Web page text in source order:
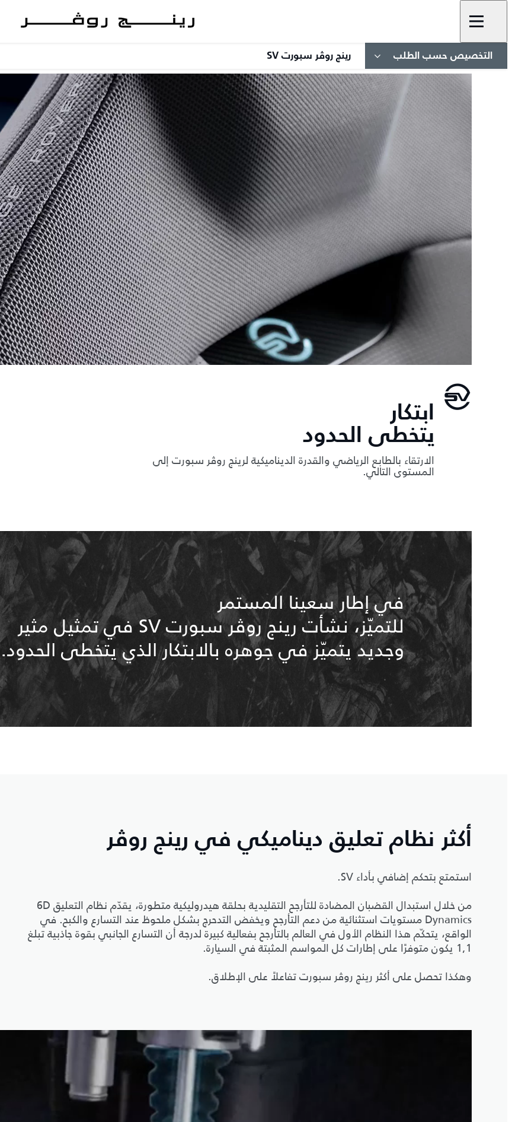
التخصيص حسب الطلب رينج روڤر سبورت SV
ابتكار
يتخطى الحدود
الارتقاء بالطابع الرياضي والقدرة الديناميكية لرينج روڤر سبورت إلى
المستوى التالي.
في إطار سعينا المستمر
للتميّز، نشأت رينج روڤر سبورت SV في تمثيل مثير
وجديد يتميّز في جوهره بالابتكار الذي يتخطى الحدود.
أكثر نظام تعليق ديناميكي في رينج روڤر
استمتع بتحكم إضافي بأداء SV.
من خلال استبدال القضبان المضادة للتأرجح التقليدية بحلقة هيدروليكية متطورة، يقدّم نظام التعليق 6D
Dynamics مستويات استثنائية من دعم التأرجح ويخفض التدحرج بشكل ملحوظ عند التسارع والكبح. في
الواقع، يتحكّم هذا النظام الأول في العالم بالتأرجح بفعالية كبيرة لدرجة أن التسارع الجانبي بقوة جاذبية تبلغ
1,1 يكون متوفرًا على إطارات كل المواسم المثبتة في السيارة.
وهكذا تحصل على أكثر رينج روڤر سبورت تفاعلاً على الإطلاق.